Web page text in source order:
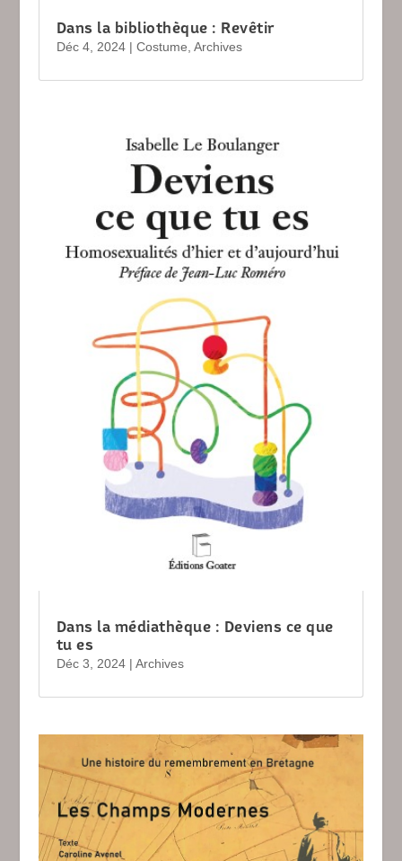
Dans la bibliothèque : Revêtir
Déc 4, 2024| Costume, Archives
Dans la médiathèque : Deviens ce que
tu es
Déc 3, 2024| Archives